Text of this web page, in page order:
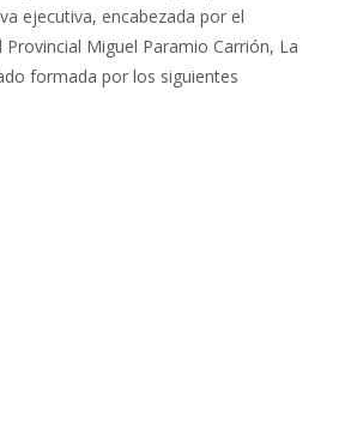
ejecutiva, encabezada por el
Provincial Miguel Paramio Carrión, La
formada por los siguientes